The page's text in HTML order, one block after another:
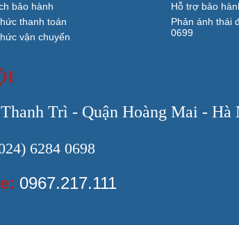
bảo hành
thanh toán
vận chuyển
Hỗ trợ bảo
Phản ánh thái
0699
Trì - Quận Hoàng Mai - Hà
6284 0698
0967.217.111